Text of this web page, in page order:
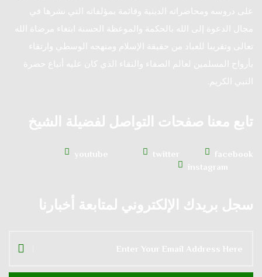
على دروسه ومحاضراته الدينية وقائمة بمؤلفاته التي نشرها في
مجال الدعوة إلى الله بالحكمة والموعظة الحسنة ابتغاء مرضاة الله
تعالى وتقريبا للعباد من حقيقة الإسلام ومنهجه الوسطي وارتقاء
بأرواح المسلمين لعالم الصفاء والنقاء الذي كان عليه أتباع حضرة
النبي الكريم.
تابع معنا صفحات التواصل لفضيلة الشيخ
facebook
twitter
youtube
instagram
سجل بريدك الإلكتروني لمتابعة أخبارنا